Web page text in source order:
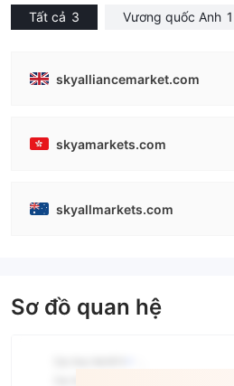
Tất cả 3 Vương quốc Anh 1
skyalliancemarket.com
skyamarkets.com
skyallmarkets.com
Sơ đồ quan hệ